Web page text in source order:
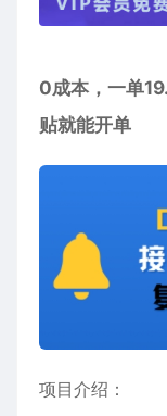
0成本，一单
贴就能开单
项目介绍：